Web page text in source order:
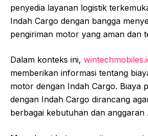
penyedia layanan logistik
Indah Cargo dengan bangga
pengiriman motor yang aman dan
Dalam konteks ini,
memberikan informasi tentang
motor dengan Indah Cargo. Biaya
dengan Indah Cargo dirancang
berbagai kebutuhan dan anggaran